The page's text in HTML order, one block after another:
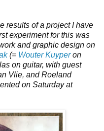
results of a project I have
experiment for this was
and graphic design on
(= Wouter Kuyperon
on guitar, with guest
Vlie, and Roeland
on Saturday at